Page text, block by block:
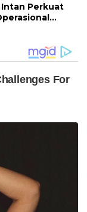
Perkuat